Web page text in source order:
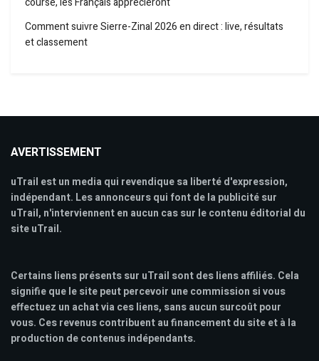
Comment suivre Sierre-Zinal 2026 en direct : live, résultats
et classement
AVERTISSEMENT
uTrail est un media qui revendique sa liberté d'expression,
indépendant. Les annonceurs qui font de la publicité sur
uTrail, n'interviennent en aucun cas sur le contenu éditorial du
site uTrail.
Certains liens présents sur uTrail sont des liens affiliés. Cela
signifie que le site peut percevoir une commission si vous
effectuez un achat via ces liens, sans aucun surcoût pour
vous. Ces revenus contribuent au financement du site et à la
production de contenus indépendants.